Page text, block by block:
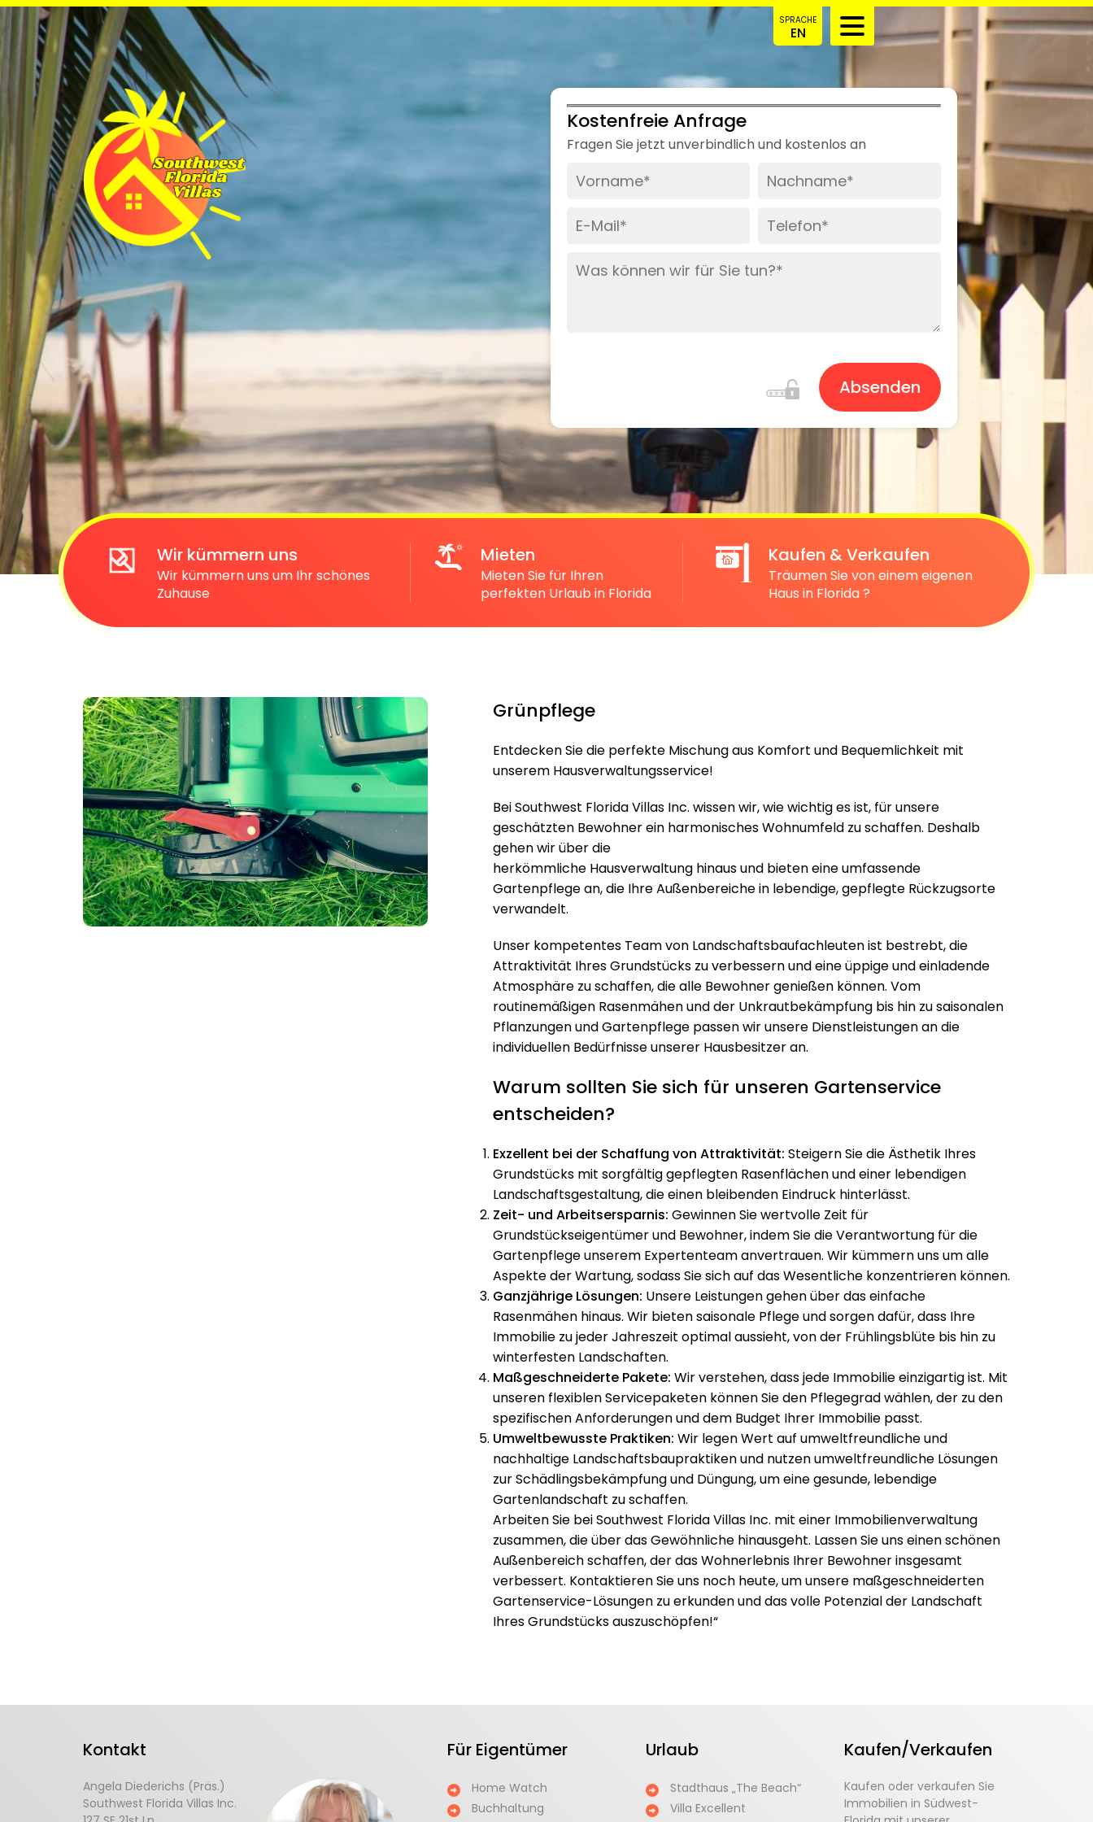
SPRACHE
EN
Kostenfreie Anfrage
Fragen Sie jetzt unverbindlich und kostenlos an
Absenden
Wir kümmern uns
Wir kümmern uns um Ihr schönes
Zuhause
Mieten
Mieten Sie für Ihren
perfekten Urlaub in Florida
Kaufen & Verkaufen
Träumen Sie von einem eigenen
Haus in Florida ?
Grünpflege
Entdecken Sie die perfekte Mischung aus Komfort und Bequemlichkeit mit
unserem Hausverwaltungsservice!
Bei Southwest Florida Villas Inc. wissen wir, wie wichtig es ist, für unsere
geschätzten Bewohner ein harmonisches Wohnumfeld zu schaffen. Deshalb
gehen wir über die
herkömmliche Hausverwaltung hinaus und bieten eine umfassende
Gartenpflege an, die Ihre Außenbereiche in lebendige, gepflegte Rückzugsorte
verwandelt.
Unser kompetentes Team von Landschaftsbaufachleuten ist bestrebt, die
Attraktivität Ihres Grundstücks zu verbessern und eine üppige und einladende
Atmosphäre zu schaffen, die alle Bewohner genießen können. Vom
routinemäßigen Rasenmähen und der Unkrautbekämpfung bis hin zu saisonalen
Pflanzungen und Gartenpflege passen wir unsere Dienstleistungen an die
individuellen Bedürfnisse unserer Hausbesitzer an.
Warum sollten Sie sich für unseren Gartenservice
entscheiden?
Exzellent bei der Schaffung von Attraktivität: Steigern Sie die Ästhetik Ihres
Grundstücks mit sorgfältig gepflegten Rasenflächen und einer lebendigen
Landschaftsgestaltung, die einen bleibenden Eindruck hinterlässt.
Zeit- und Arbeitsersparnis: Gewinnen Sie wertvolle Zeit für
Grundstückseigentümer und Bewohner, indem Sie die Verantwortung für die
Gartenpflege unserem Expertenteam anvertrauen. Wir kümmern uns um alle
Aspekte der Wartung, sodass Sie sich auf das Wesentliche konzentrieren können.
Ganzjährige Lösungen: Unsere Leistungen gehen über das einfache
Rasenmähen hinaus. Wir bieten saisonale Pflege und sorgen dafür, dass Ihre
Immobilie zu jeder Jahreszeit optimal aussieht, von der Frühlingsblüte bis hin zu
winterfesten Landschaften.
Maßgeschneiderte Pakete: Wir verstehen, dass jede Immobilie einzigartig ist. Mit
unseren flexiblen Servicepaketen können Sie den Pflegegrad wählen, der zu den
spezifischen Anforderungen und dem Budget Ihrer Immobilie passt.
Umweltbewusste Praktiken: Wir legen Wert auf umweltfreundliche und
nachhaltige Landschaftsbaupraktiken und nutzen umweltfreundliche Lösungen
zur Schädlingsbekämpfung und Düngung, um eine gesunde, lebendige
Gartenlandschaft zu schaffen.
Arbeiten Sie bei Southwest Florida Villas Inc. mit einer Immobilienverwaltung
zusammen, die über das Gewöhnliche hinausgeht. Lassen Sie uns einen schönen
Außenbereich schaffen, der das Wohnerlebnis Ihrer Bewohner insgesamt
verbessert. Kontaktieren Sie uns noch heute, um unsere maßgeschneiderten
Gartenservice-Lösungen zu erkunden und das volle Potenzial der Landschaft
Ihres Grundstücks auszuschöpfen!“
Kontakt
Angela Diederichs (Präs.)
Southwest Florida Villas Inc.
Für Eigentümer
Home Watch
Buchhaltung
Urlaub
Stadthaus „The Beach“
Villa Excellent
Kaufen/Verkaufen
Kaufen oder verkaufen Sie
Immobilien in Südwest-